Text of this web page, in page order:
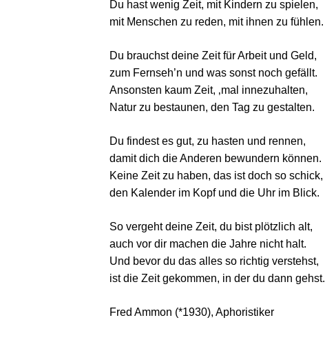
Du hast wenig Zeit, mit Kindern zu spielen,
mit Menschen zu reden, mit ihnen zu fühlen.
Du brauchst deine Zeit für Arbeit und Geld,
zum Fernseh’n und was sonst noch gefällt.
Ansonsten kaum Zeit, ‚mal innezuhalten,
Natur zu bestaunen, den Tag zu gestalten.
Du findest es gut, zu hasten und rennen,
damit dich die Anderen bewundern können.
Keine Zeit zu haben, das ist doch so schick,
den Kalender im Kopf und die Uhr im Blick.
So vergeht deine Zeit, du bist plötzlich alt,
auch vor dir machen die Jahre nicht halt.
Und bevor du das alles so richtig verstehst,
ist die Zeit gekommen, in der du dann gehst.
Fred Ammon (*1930), Aphoristiker